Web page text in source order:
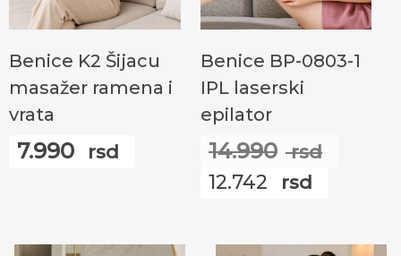
Додај У Корпу
Benice K2 Šijacu
masažer ramena i
vrata
7.990 rsd
Benice BP-0803-1
IPL laserski
epilator
14.990 rsd
била:
12.742 rsd
је: